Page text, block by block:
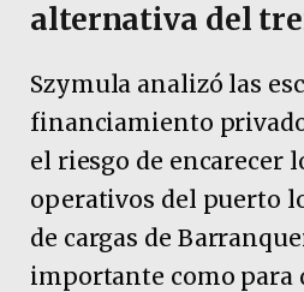
alternativa del
Szymula analizó las
financiamiento
el riesgo de encarecer
operativos del puerto
de cargas de
importante como para